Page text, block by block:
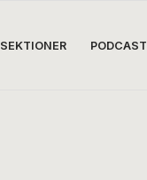
SEKTIONER PODCAST